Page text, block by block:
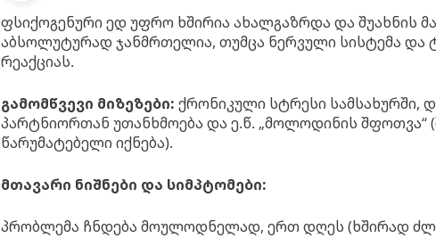
ფსიქოგენური ედ უფრო ხშირია ახალგაზრდა და შუახნის
აბსოლუტურად ჯანმრთელია, თუმცა ნერვული სისტემა და
რეაქციას.
გამომწვევი მიზეზები: ქრონიკული სტრესი სამსახურში,
პარტნიორთან უთანხმოება და ე.წ. „მოლოდინის შფოთვა“
წარუმატებელი იქნება).
მთავარი ნიშნები და სიმპტომები:
პრობლემა ჩნდება მოულოდნელად, ერთ დღეს (ხშირად